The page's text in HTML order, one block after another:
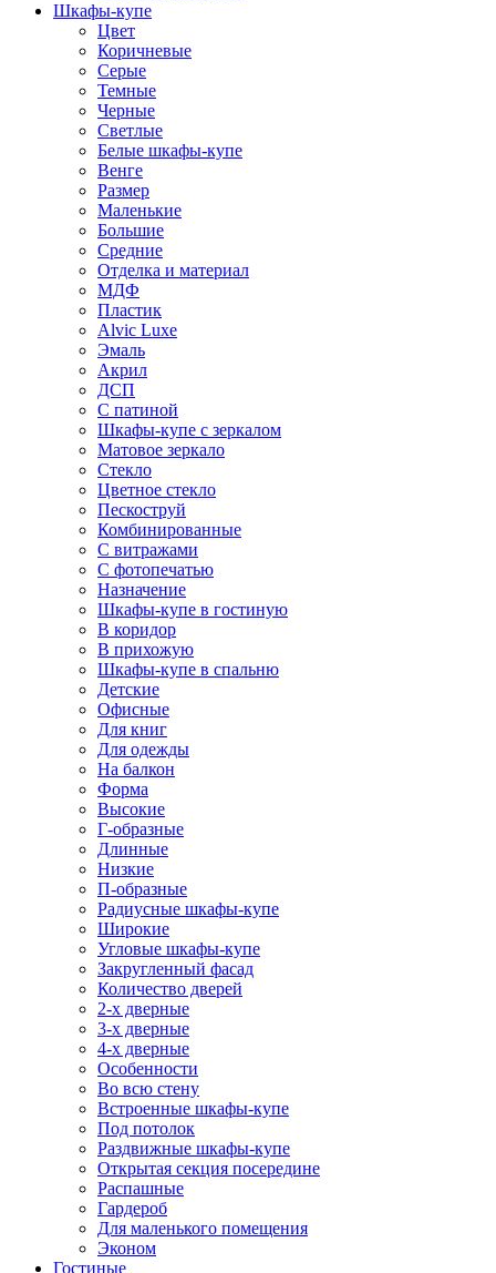
Шкафы-купе
Цвет
Коричневые
Серые
Темные
Черные
Светлые
Белые шкафы-купе
Венге
Размер
Маленькие
Большие
Средние
Отделка и материал
МДФ
Пластик
Alvic Luxe
Эмаль
Акрил
ДСП
С патиной
Шкафы-купе с зеркалом
Матовое зеркало
Стекло
Цветное стекло
Пескоструй
Комбинированные
С витражами
С фотопечатью
Назначение
Шкафы-купе в гостиную
В коридор
В прихожую
Шкафы-купе в спальню
Детские
Офисные
Для книг
Для одежды
На балкон
Форма
Высокие
Г-образные
Длинные
Низкие
П-образные
Радиусные шкафы-купе
Широкие
Угловые шкафы-купе
Закругленный фасад
Количество дверей
2-х дверные
3-х дверные
4-х дверные
Особенности
Во всю стену
Встроенные шкафы-купе
Под потолок
Раздвижные шкафы-купе
Открытая секция посередине
Распашные
Гардероб
Для маленького помещения
Эконом
Гостиные